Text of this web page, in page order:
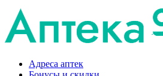
Адреса аптек